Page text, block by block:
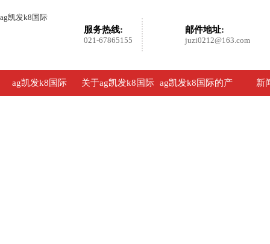
ag凯发k8国际
邮件地址:
juzi0212@163.com
服务热线:
021-67865155
ag凯发k8国际 关于ag凯发k8国际 ag凯发k8国际的产 新